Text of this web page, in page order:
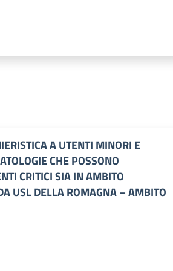
A UTENTI MINORI E
CHE POSSONO
CRITICI SIA IN AMBITO
USL DELLA ROMAGNA – AMBITO